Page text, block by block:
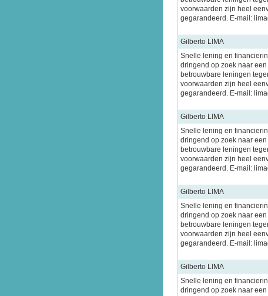
voorwaarden zijn heel
gegarandeerd. E-mail:
Gilberto LIMA
Snelle lening en
dringend op zoek naar
betrouwbare leningen
voorwaarden zijn heel
gegarandeerd. E-mail:
Gilberto LIMA
Snelle lening en
dringend op zoek naar
betrouwbare leningen
voorwaarden zijn heel
gegarandeerd. E-mail:
Gilberto LIMA
Snelle lening en
dringend op zoek naar
betrouwbare leningen
voorwaarden zijn heel
gegarandeerd. E-mail:
Gilberto LIMA
Snelle lening en
dringend op zoek naar